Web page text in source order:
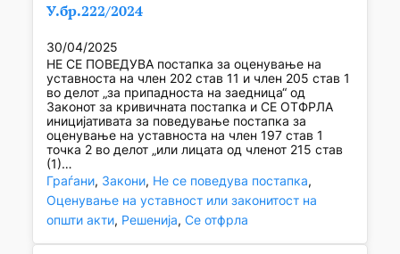
У.бр.222/2024
30/04/2025
НЕ СЕ ПОВЕДУВА постапка за оценување на
уставноста на член 202 став 11 и член 205 став 1
во делот „за припадноста на заедница“ од
Законот за кривичната постапка и СЕ ОТФРЛА
иницијативата за поведување постапка за
оценување на уставноста на член 197 став 1
точка 2 во делот „или лицата од членот 215 став
(1)…
Граѓани, Закони, Не се поведува постапка
Оценување на уставност или законитост на
општи акти, Решенија, Се отфрла